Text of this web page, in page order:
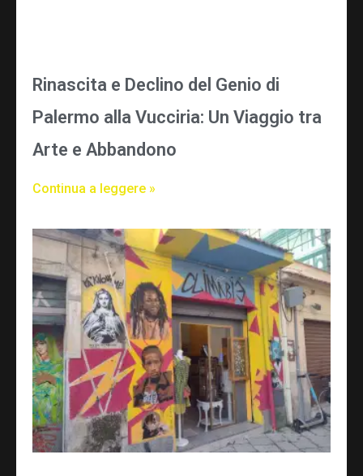
Rinascita e Declino del Genio di
Palermo alla Vucciria: Un Viaggio tra
Arte e Abbandono
Continua a leggere »